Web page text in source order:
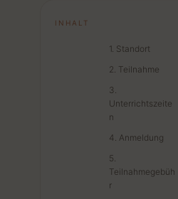
INHALT
1. Standort
2. Teilnahme
3.
Unterrichtszeite
n
4. Anmeldung
5.
Teilnahmegebüh
r